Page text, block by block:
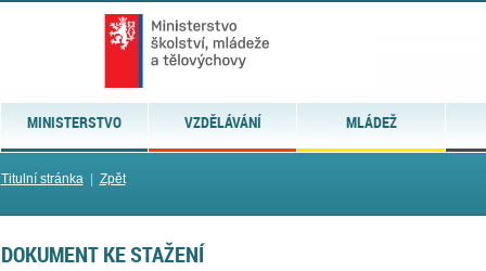
MINISTERSTVO VZDĚLÁVÁNÍ MLÁDEŽ
Titulní stránka| Zpět
DOKUMENT KE STAŽENÍ